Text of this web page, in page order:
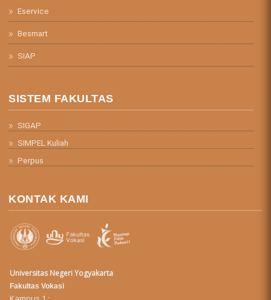
Eservice
Besmart
SIAP
SISTEM FAKULTAS
SIGAP
SIMPEL Kuliah
Perpus
KONTAK KAMI
Universitas Negeri Yogyakarta
Fakultas Vokasi